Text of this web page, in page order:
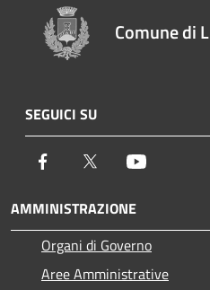
Comune di
SEGUICI SU
Facebook Twitter
AMMINISTRAZIONE
Organi di Governo
Aree Amministrative